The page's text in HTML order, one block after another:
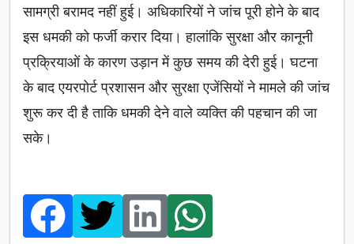
सामग्री बरामद नहीं हुई। अधिकारियों ने जांच पूरी होने के बाद
इस धमकी को फर्जी करार दिया। हालांकि सुरक्षा और कानूनी
प्रक्रियाओं के कारण उड़ान में कुछ समय की देरी हुई। घटना
के बाद एयरपोर्ट प्रशासन और सुरक्षा एजेंसियों ने मामले की जांच
शुरू कर दी है ताकि धमकी देने वाले व्यक्ति की पहचान की जा
सके।